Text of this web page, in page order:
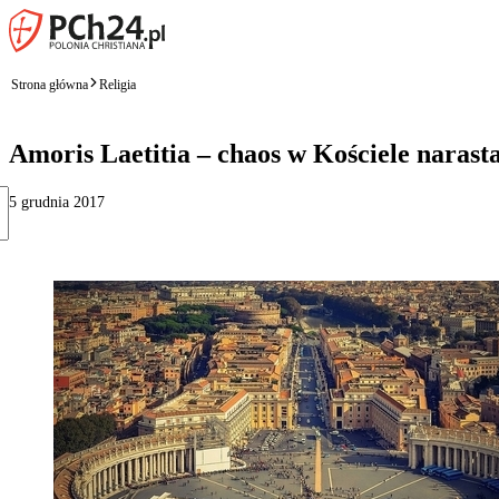
Strona główna Religia
Amoris Laetitia – chaos w Kościele
5 grudnia 2017